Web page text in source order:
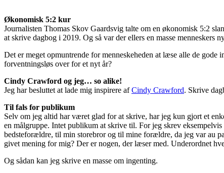
Økonomisk 5:2 kur
Journalisten Thomas Skov Gaardsvig talte om en økonomisk 5:2
at skrive dagbog i 2019. Og så var der ellers en masse
Det er meget opmuntrende for menneskeheden at læse alle de
forventningsløs over for et nyt år?
Cindy Crawford og jeg… so alike!
Jeg har besluttet at lade mig inspirere afCindy Crawford. Skrive
Til fals for publikum
Selv om jeg altid har været glad for at skrive, har jeg kun gjort et
en målgruppe. Intet publikum at skrive til. For jeg skrev
bedsteforældre, til min storebror og til mine forældre, da jeg var au
givet mening for mig? Der er nogen, der læser med. Underordnet
Og sådan kan jeg skrive en masse om ingenting.